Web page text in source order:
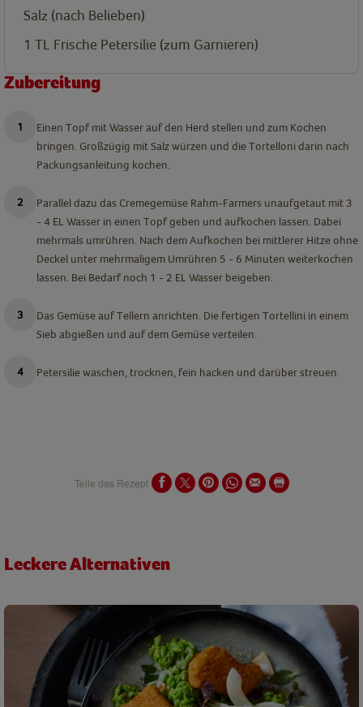
Salz (nach Belieben)
1 TL Frische Petersilie (zum Garnieren)
Zubereitung
Einen Topf mit Wasser auf den Herd stellen und zum Kochen
bringen. Großzügig mit Salz würzen und die Tortelloni darin nach
Packungsanleitung kochen.
Parallel dazu das Cremegemüse Rahm-Farmers unaufgetaut mit 3
- 4 EL Wasser in einen Topf geben und aufkochen lassen. Dabei
mehrmals umrühren. Nach dem Aufkochen bei mittlerer Hitze ohne
Deckel unter mehrmaligem Umrühren 5 - 6 Minuten weiterkochen
lassen. Bei Bedarf noch 1 - 2 EL Wasser beigeben.
Das Gemüse auf Tellern anrichten. Die fertigen Tortellini in einem
Sieb abgießen und auf dem Gemüse verteilen.
Petersilie waschen, trocknen, fein hacken und darüber streuen.
Teile das Rezept
Leckere Alternativen